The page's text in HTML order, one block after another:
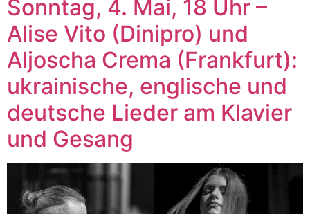
Sonntag, 4. Mai, 18 Uhr –
Alise Vito (Dinipro) und
Aljoscha Crema (Frankfurt):
ukrainische, englische und
deutsche Lieder am Klavier
und Gesang